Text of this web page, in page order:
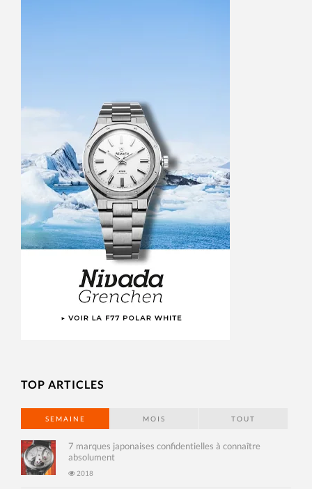
TOP ARTICLES
SEMAINE MOIS TOUT
7 marques japonaises confidentielles à connaître
absolument
2018